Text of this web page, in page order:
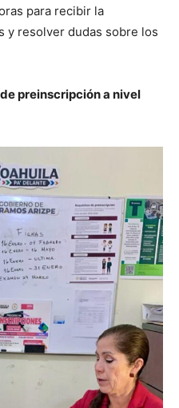
para recibir la
y resolver dudas sobre los
preinscripción a nivel